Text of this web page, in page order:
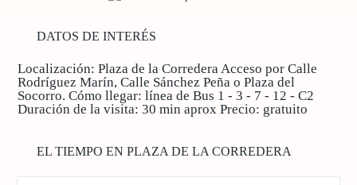
DATOS DE INTERÉS
Localización: Plaza de la Corredera Acceso porCalle
Rodríguez Marín, Calle Sánchez Peña o Plaza del
Socorro. Cómo llegar: línea de Bus 1 - 3 - 7 - 12 - C2
Duración de la visita: 30 min aprox Precio: gratuito
EL TIEMPO EN PLAZA DE LA CORREDERA